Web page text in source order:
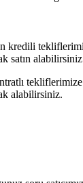
kredili
satın
alabilirsiniz.